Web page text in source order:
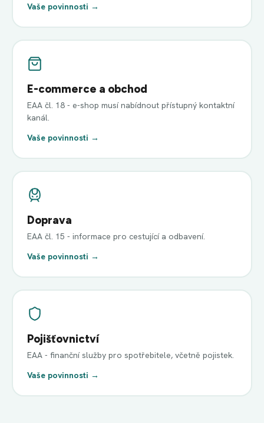
Vaše povinnosti →
E-commerce a obchod
EAA čl. 18 - e-shop musí nabídnout přístupný kontaktní
kanál.
Vaše povinnosti →
Doprava
EAA čl. 15 - informace pro cestující a odbavení.
Vaše povinnosti →
Pojišťovnictví
EAA - finanční služby pro spotřebitele, včetně pojistek.
Vaše povinnosti →